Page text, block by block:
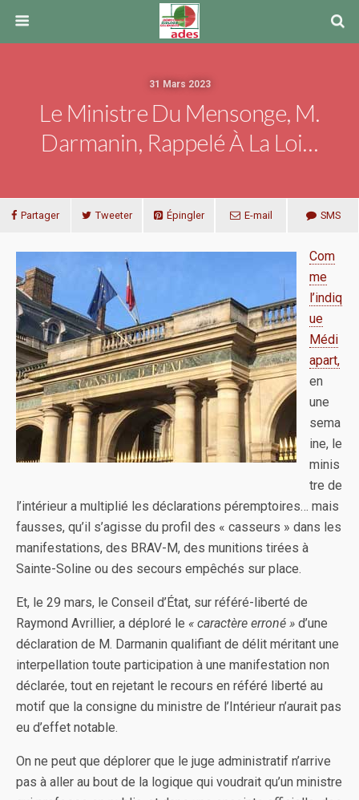
31 Mars 2023
Le Ministre Du Mensonge, M.
Darmanin, Rappelé À La Loi…
Partager Tweeter Épingler E-mail SMS
Com
me
l’indiq
ue
Médi
apart,
en
une
sema
ine, le
minis
tre de
l’intérieur a multiplié les déclarations péremptoires… mais
fausses, qu’il s’agisse du profil des « casseurs » dans les
manifestations, des BRAV-M, des munitions tirées à
Sainte-Soline ou des secours empêchés sur place.
Et, le 29 mars, le Conseil d’État, sur référé-liberté de
Raymond Avrillier, a déploré le « caractère erroné » d’une
déclaration de M. Darmanin qualifiant de délit méritant une
interpellation toute participation à une manifestation non
déclarée, tout en rejetant le recours en référé liberté au
motif que la consigne du ministre de l’Intérieur n’aurait pas
eu d’effet notable.
On ne peut que déplorer que le juge administratif n’arrive
pas à aller au bout de la logique qui voudrait qu’un ministre